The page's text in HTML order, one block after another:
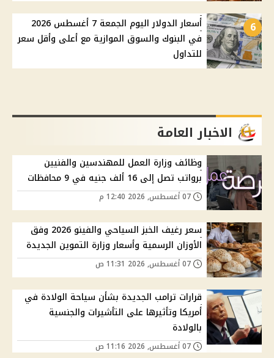
6
أسعار الدولار اليوم الجمعة 7 أغسطس 2026
في البنوك والسوق الموازية مع أعلى وأقل سعر
للتداول
الاخبار العامة
وظائف وزارة العمل للمهندسين والفنيين
برواتب تصل إلى 16 ألف جنيه في 9 محافظات
سعر رغيف الخبز السياحي والفينو 2026 وفق
الأوزان الرسمية وأسعار وزارة التموين الجديدة
قرارات ترامب الجديدة بشأن سياحة الولادة في
أمريكا وتأثيرها على التأشيرات والجنسية
بالولادة